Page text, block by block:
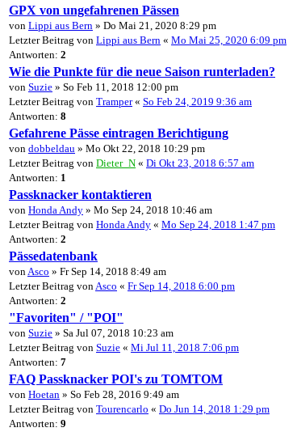
GPX von ungefahrenen Pässen
von Lippi aus Bern » Do Mai 21, 2020 8:29 pm
Letzter Beitrag von Lippi aus Bern « Mo Mai 25, 2020 6:09 pm
Antworten: 2
Wie die Punkte für die neue Saison runterladen?
von Suzie » So Feb 11, 2018 12:00 pm
Letzter Beitrag von Tramper« So Feb 24, 2019 9:36 am
Antworten: 8
Gefahrene Pässe eintragen Berichtigung
von dobbeldau » Mo Okt 22, 2018 10:29 pm
Letzter Beitrag von Dieter_N « Di Okt 23, 2018 6:57 am
Antworten: 1
Passknacker kontaktieren
von Honda Andy » Mo Sep 24, 2018 10:46 am
Letzter Beitrag von Honda Andy « Mo Sep 24, 2018 1:47 pm
Antworten: 2
Pässedatenbank
von Asco » Fr Sep 14, 2018 8:49 am
Letzter Beitrag von Asco « Fr Sep 14, 2018 6:00 pm
Antworten: 2
"Favoriten" / "POI"
von Suzie » Sa Jul 07, 2018 10:23 am
Letzter Beitrag von Suzie « Mi Jul 11, 2018 7:06 pm
Antworten: 7
FAQ Passknacker POI's zu TOMTOM
von Hoetan » So Feb 28, 2016 9:49 am
Letzter Beitrag von Tourencarlo « Do Jun 14, 2018 1:29 pm
Antworten: 9